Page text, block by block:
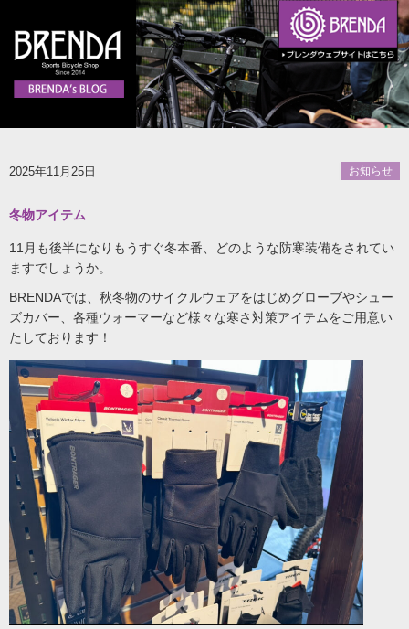
2025年11月25日 お知らせ
冬物アイテム
11月も後半になりもうすぐ冬本番、どのような防寒装備をされてい
ますでしょうか。
BRENDAでは、秋冬物のサイクルウェアをはじめグローブやシュー
ズカバー、各種ウォーマーなど様々な寒さ対策アイテムをご用意い
たしております！